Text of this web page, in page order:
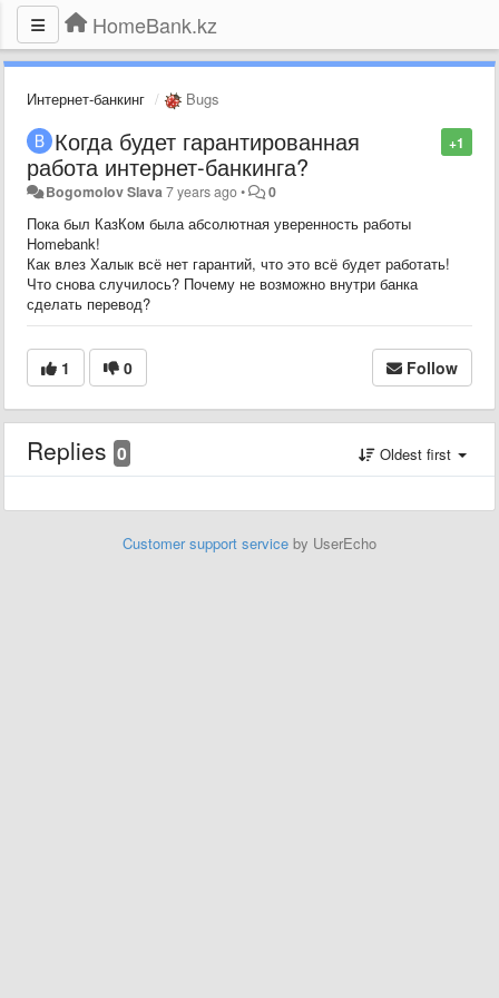
HomeBank.kz
Интернет-банкинг Bugs
+1
Когда будет гарантированная
работа интернет-банкинга?
Bogomolov Slava 7 years ago• 0
Пока был КазКом была абсолютная уверенность работы
Homebank!
Как влез Халык всё нет гарантий, что это всё будет работать!
Что снова случилось? Почему не возможно внутри банка
сделать перевод?
1 0 Follow
Replies 0 Oldest first
Customer support service by UserEcho